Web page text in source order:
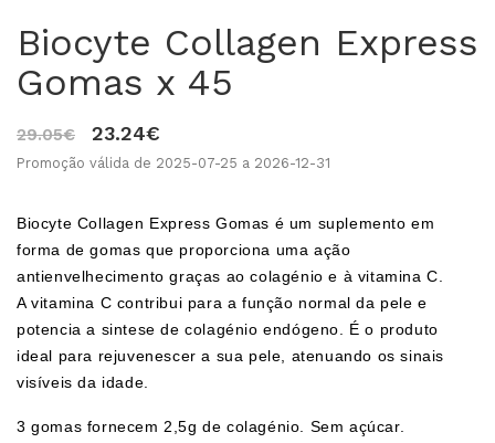
0
Biocyte Collagen Express
Gomas x 45
29.05€ 23.24€
Promoção válida de 2025-07-25 a 2026-12-31
Biocyte Collagen Express Gomas é um suplemento em
forma de gomas que proporciona uma ação
antienvelhecimento graças ao colagénio e à vitamina C.
A vitamina C contribui para a função normal da pele e
potencia a sintese de colagénio endógeno. É o produto
ideal para rejuvenescer a sua pele, atenuando os sinais
visíveis da idade.
3 gomas fornecem 2,5g de colagénio. Sem açúcar.